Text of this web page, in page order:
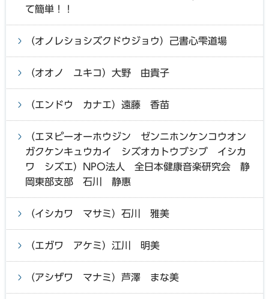
て簡単！！
（オノレショシズクドウジョウ）己書心雫道場
（オオノ ユキコ）大野 由貴子
（エンドウ カナエ）遠藤 香苗
（エヌピーオーホウジン ゼンニホンケンコウオン
ガクケンキュウカイ シズオカトウブシブ イシカ
ワ シズエ）NPO法人 全日本健康音楽研究会 静
岡東部支部 石川 静惠
（イシカワ マサミ）石川 雅美
（エガワ アケミ）江川 明美
（アシザワ マナミ）芦澤 まな美